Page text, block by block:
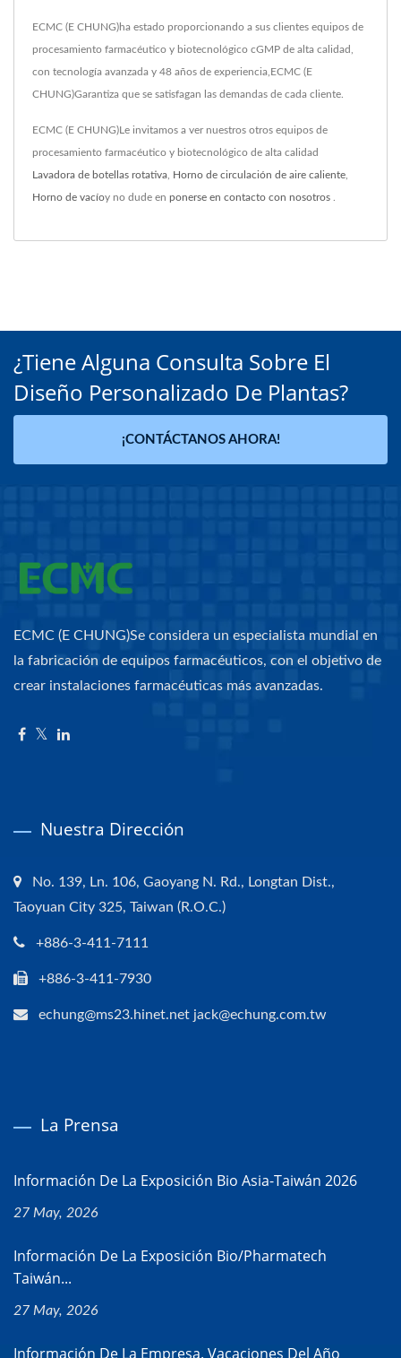
ECMC (E CHUNG)ha estado proporcionando a sus clientes equipos de
procesamiento farmacéutico y biotecnológico cGMP de alta calidad,
con tecnología avanzada y 48 años de experiencia,ECMC (E
CHUNG)Garantiza que se satisfagan las demandas de cada cliente.
ECMC (E CHUNG)Le invitamos a ver nuestros otros equipos de
procesamiento farmacéutico y biotecnológico de alta calidad
Lavadora de botellas rotativa Horno de circulación de aire caliente
Horno de vacíoy no dude en ponerse en contacto con nosotros
¿Tiene Alguna Consulta Sobre El
Diseño Personalizado De Plantas?
¡CONTÁCTANOS AHORA!
ECMC (E CHUNG)Se considera un especialista mundial en
la fabricación de equipos farmacéuticos, con el objetivo de
crear instalaciones farmacéuticas más avanzadas.
Nuestra Dirección
No. 139, Ln. 106, Gaoyang N. Rd., Longtan Dist.,
Taoyuan City 325, Taiwan (R.O.C.)
+886-3-411-7111
+886-3-411-7930
echung@ms23.hinet.net jack@echung.com.tw
La Prensa
Información De La Exposición Bio Asia-Taiwán 2026
27 May, 2026
Información De La Exposición Bio/Pharmatech
Taiwán...
27 May, 2026
Información De La Empresa. Vacaciones Del Año